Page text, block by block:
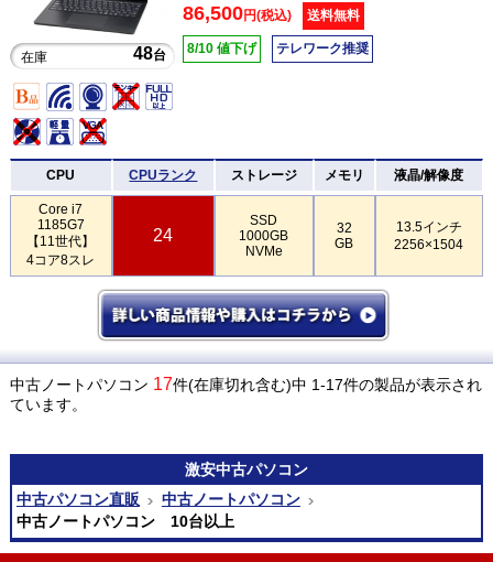
在庫 48台
86,500円(税込) 送料無料
8/10 値下げ テレワーク推奨
CPU CPUランク ストレージ メモリ 液晶/解像度
Core i7
1185G7
【11世代】
4コア8スレ
24
SSD
1000GB
NVMe
32
GB
13.5インチ
2256×1504
中古ノートパソコン 17件(在庫切れ含む)中 1-17件の製品が表示され
ています。
激安中古パソコン
中古パソコン直販
中古ノートパソコン
中古ノートパソコン 10台以上